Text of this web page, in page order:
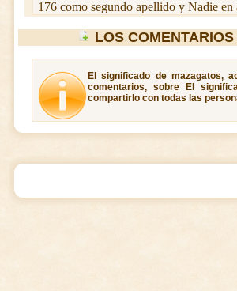
176 como segundo apellido y Nadie en
LOS
El significado de mazagatos,
comentarios, sobre El
compartirlo con todas las